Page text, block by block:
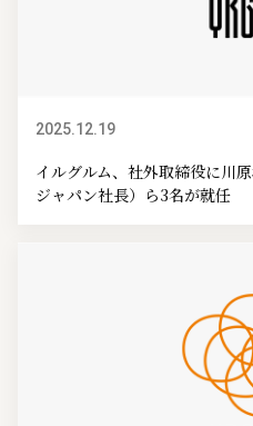
2025.12.19
イルグルム、社外取締役に川
ジャパン社長）ら3名が就任